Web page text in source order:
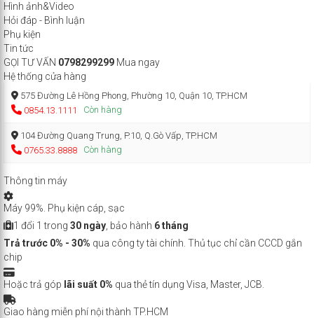
Hình ảnh&Video
Hỏi đáp - Bình luận
Phụ kiện
Tin tức
GỌI TƯ VẤN 0798299299 Mua ngay
Hệ thống cửa hàng
575 Đường Lê Hồng Phong, Phường 10, Quận 10, TP.HCM
0854.13.1111
Còn hàng
104 Đường Quang Trung, P.10, Q.Gò Vấp, TP.HCM
0765.33.8888
Còn hàng
Thông tin máy
Máy 99%. Phụ kiện cáp, sạc
1 đổi 1 trong 30 ngày , bảo hành 6 tháng
Trả trước 0% - 30% qua công ty tài chính. Thủ tục chỉ cần CCCD gắn
chip
Hoặc trả góp lãi suất 0% qua thẻ tín dụng Visa, Master, JCB.
Giao hàng miễn phí nội thành TP.HCM